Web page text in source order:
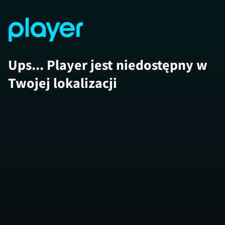
Ups... Player jest niedostępny w
Twojej lokalizacji